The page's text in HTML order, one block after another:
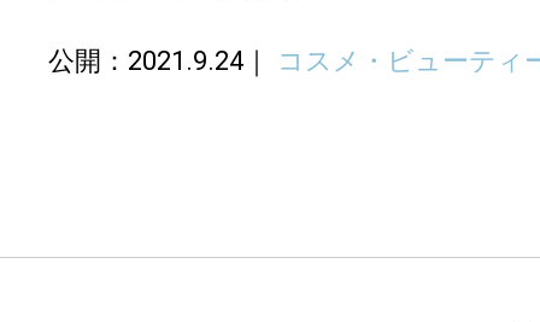
公開：2021.9.24 コスメ・ビューティ